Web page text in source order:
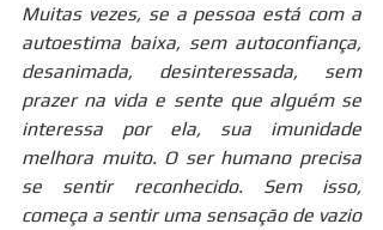
Muitas vezes, se a pessoa está com a
autoestima baixa, sem autoconfiança,
desanimada, desinteressada, sem
prazer na vida e sente que alguém se
interessa por ela, sua imunidade
melhora muito. O ser humano precisa
se sentir reconhecido. Sem isso,
começa a sentir uma sensação de vazio